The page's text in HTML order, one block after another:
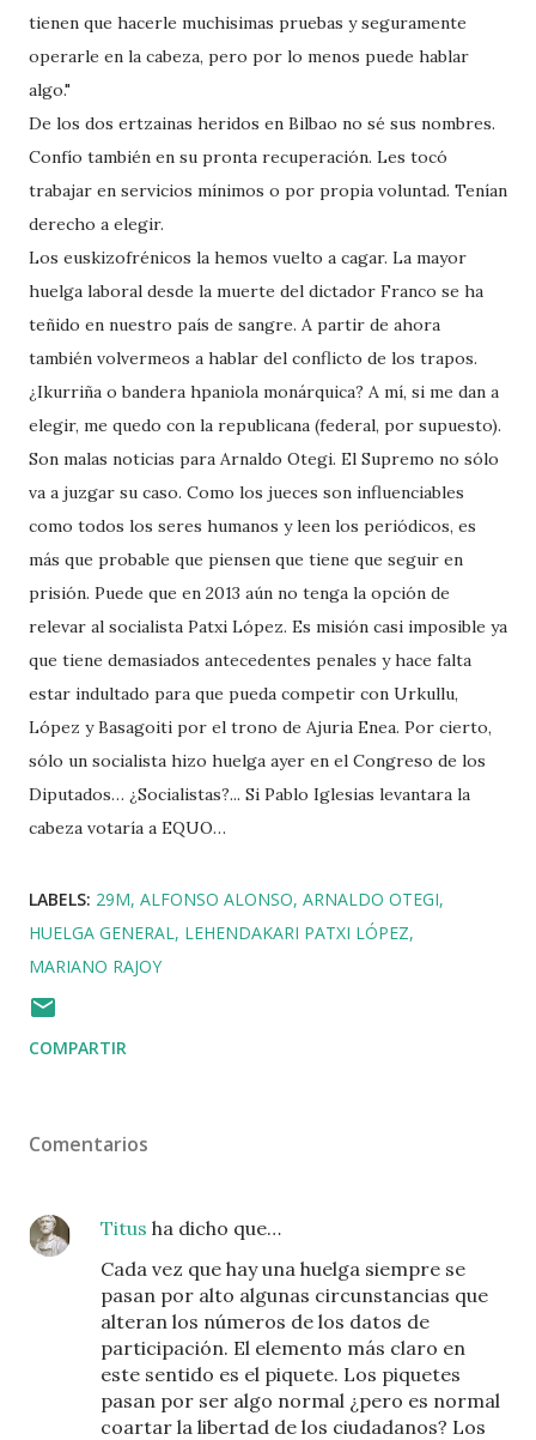
tienen que hacerle muchisimas pruebas y seguramente
operarle en la cabeza, pero por lo menos puede hablar
algo."
De los dos ertzainas heridos en Bilbao no sé sus nombres.
Confío también en su pronta recuperación. Les tocó
trabajar en servicios mínimos o por propia voluntad. Tenían
derecho a elegir.
Los euskizofrénicos la hemos vuelto a cagar. La mayor
huelga laboral desde la muerte del dictador Franco se ha
teñido en nuestro país de sangre. A partir de ahora
también volvermeos a hablar del conflicto de los trapos.
¿Ikurriña o bandera hpaniola monárquica? A mí, si me dan a
elegir, me quedo con la republicana (federal, por supuesto).
Son malas noticias para Arnaldo Otegi. El Supremo no sólo
va a juzgar su caso. Como los jueces son influenciables
como todos los seres humanos y leen los periódicos, es
más que probable que piensen que tiene que seguir en
prisión. Puede que en 2013 aún no tenga la opción de
relevar al socialista Patxi López. Es misión casi imposible ya
que tiene demasiados antecedentes penales y hace falta
estar indultado para que pueda competir con Urkullu,
López y Basagoiti por el trono de Ajuria Enea. Por cierto,
sólo un socialista hizo huelga ayer en el Congreso de los
Diputados… ¿Socialistas?... Si Pablo Iglesias levantara la
cabeza votaría a EQUO…
LABELS: 29M ALFONSO ALONSO ARNALDO OTEGI
HUELGA GENERAL LEHENDAKARI PATXI LÓPEZ
MARIANO RAJOY
COMPARTIR
Comentarios
Titus ha dicho que…
Cada vez que hay una huelga siempre se
pasan por alto algunas circunstancias que
alteran los números de los datos de
participación. El elemento más claro en
este sentido es el piquete. Los piquetes
pasan por ser algo normal ¿pero es normal
coartar la libertad de los ciudadanos? Los